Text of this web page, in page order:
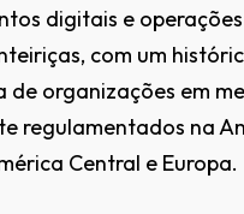
digitais e operações
com um
de organizações em
regulamentados na
Central e Europa.